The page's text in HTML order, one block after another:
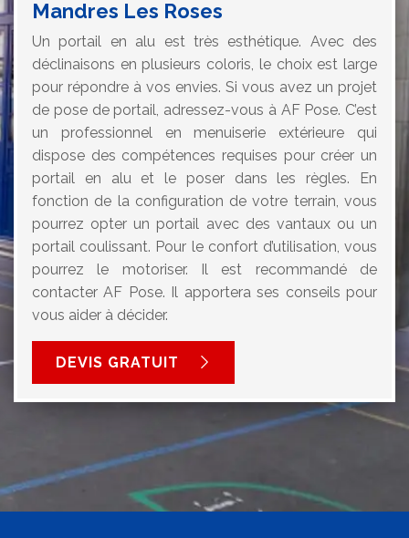
Mandres Les Roses
Un portail en alu est très esthétique. Avec des
déclinaisons en plusieurs coloris, le choix est large
pour répondre à vos envies. Si vous avez un projet
de pose de portail, adressez-vous à AF Pose. C’est
un professionnel en menuiserie extérieure qui
dispose des compétences requises pour créer un
portail en alu et le poser dans les règles. En
fonction de la configuration de votre terrain, vous
pourrez opter un portail avec des vantaux ou un
portail coulissant. Pour le confort d’utilisation, vous
pourrez le motoriser. Il est recommandé de
contacter AF Pose. Il apportera ses conseils pour
vous aider à décider.
DEVIS GRATUIT